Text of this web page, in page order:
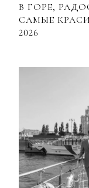
В ГОРЕ,
САМЫЕ
2026